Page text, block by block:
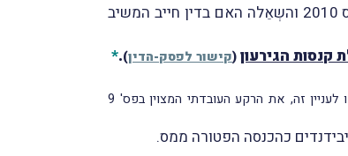
מחלוקת זו גררה מספר מחלוקות נוספות בין הצדדים ובכלל זאת שאלת התיישנות השומה שהוציא המשיב לגבי שנת-המס 2010 והשְאֵלה האם בדין חייב המשיב
הגירעון(קישור לפסק-הדין)
.
*
(ראו לעניין זה, את הרקע העובדתי המצוין בפס' 9
כהכנסה הפטורה ממס.